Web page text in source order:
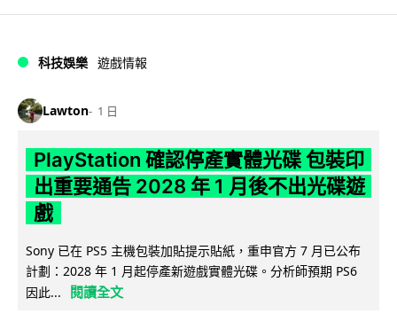
科技娛樂 遊戲情報
Lawton 1 日
PlayStation 確認停產實體光碟 包裝印
出重要通告 2028 年 1 月後不出光碟遊
戲
Sony 已在 PS5 主機包裝加貼提示貼紙，重申官方 7 月已公布
計劃：2028 年 1 月起停產新遊戲實體光碟。分析師預期 PS6
因此...
閱讀全文